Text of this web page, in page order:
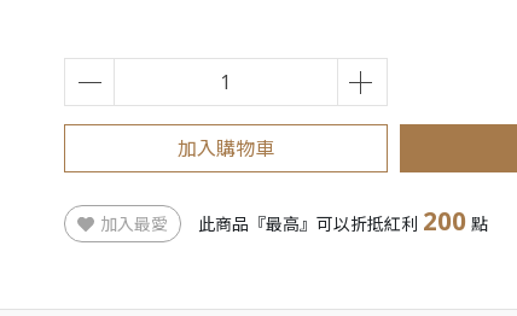
加入購物車
加入最愛 此商品『最高』可以折抵紅利 200 點